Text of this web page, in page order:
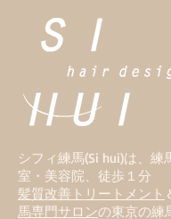
シフィ練馬(Si hui)は、 練
室・美容院、徒歩１分
髪質改善トリートメント
馬専門サロンの東京の練